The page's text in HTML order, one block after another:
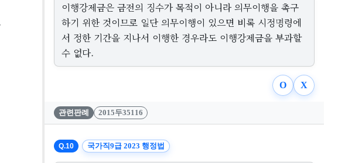
이행강제금은 금전의 징수가 목적이 아니라 의무이행을 촉구
하기 위한 것이므로 일단 의무이행이 있으면 비록 시정명령에
서 정한 기간을 지나서 이행한 경우라도 이행강제금을 부과할
수 없다.
O X
관련판례 2015두35116
Q.10 국가직9급 2023 행정법